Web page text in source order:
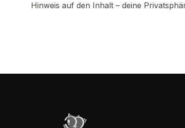
Hinweis auf den Inhalt – deine